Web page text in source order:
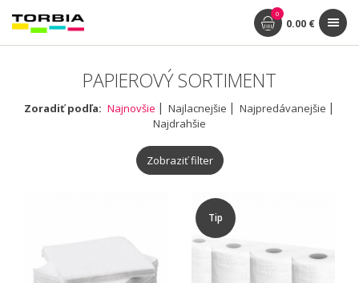
0
0.00 €
PAPIEROVÝ SORTIMENT
Zoradiť podľa: Najnovšie Najlacnejšie
Najpredávanejšie
Najdrahšie
Zobraziť filter
Tip